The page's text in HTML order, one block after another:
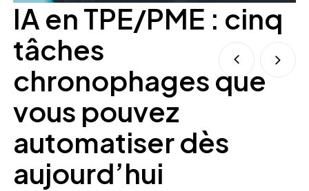
IA en TPE/PME : cinq
tâches
chronophages que
vous pouvez
automatiser dès
aujourd’hui